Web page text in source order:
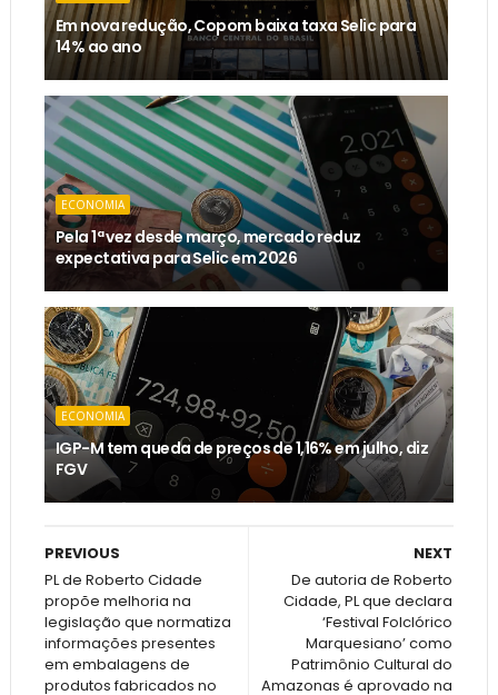
Em nova redução, Copom baixa taxa Selic para
14% ao ano
ECONOMIA
Pela 1ª vez desde março, mercado reduz
expectativa para Selic em 2026
ECONOMIA
IGP-M tem queda de preços de 1,16% em julho, diz
FGV
NEXT
De autoria de Roberto
Cidade, PL que declara
‘Festival Folclórico
Marquesiano’ como
Patrimônio Cultural do
Amazonas é aprovado na
PREVIOUS
PL de Roberto Cidade
propõe melhoria na
legislação que normatiza
informações presentes
em embalagens de
produtos fabricados no